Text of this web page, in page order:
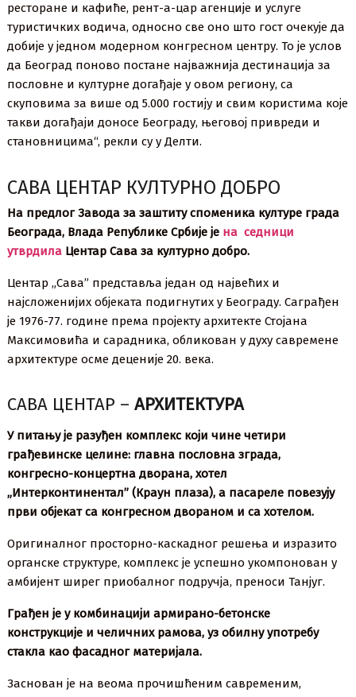
ресторане и кафиће, рент-а-цар агенције и услуге
туристичких водича, односно све оно што гост очекује да
добије у једном модерном конгресном центру. То је услов
да Београд поново постане најважнија дестинација за
пословне и културне догађаје у овом региону, са
скуповима за више од 5.000 гостију и свим користима које
такви догађаји доносе Београду, његовој привреди и
становницима“, рекли су у Делти.
САВА ЦЕНТАР КУЛТУРНО ДОБРО
На предлог Завода за заштиту споменика културе града
Београда, Влада Републике Србије је на седници
утврдила Центар Сава за културно добро.
Центар „Сава” представља један од највећих и
најсложенијих објеката подигнутих у Београду. Саграђен
је 1976-77. године према пројекту архитекте Стојана
Максимовића и сарадника, обликован у духу савремене
архитектуре осме деценије 20. века.
САВА ЦЕНТАР –АРХИТЕКТУРА
У питању је разуђен комплекс који чине четири
грађевинске целине: главна пословна зграда,
конгресно-концертна дворана, хотел
„Интерконтинентал” (Краун плаза), а пасареле повезују
први објекат са конгресном двораном и са хотелом.
Оригиналног просторно-каскадног решења и изразито
органске структуре, комплекс је успешно укомпонован у
амбијент ширег приобалног подручја, преноси Танјуг.
Грађен је у комбинацији армирано-бетонске
конструкције и челичних рамова, уз обилну употребу
стакла као фасадног материјала.
Заснован је на веома прочишћеним савременим,